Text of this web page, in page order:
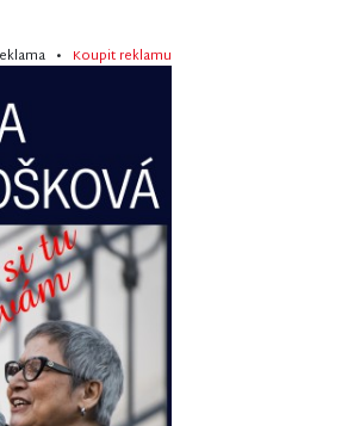
Reklama • Koupit reklamu